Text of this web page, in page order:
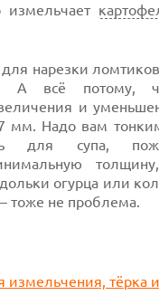
измельчает
для нарезки
А всё потому,
и
мм. Надо вам
для супа,
огурца или
тоже не проблема.